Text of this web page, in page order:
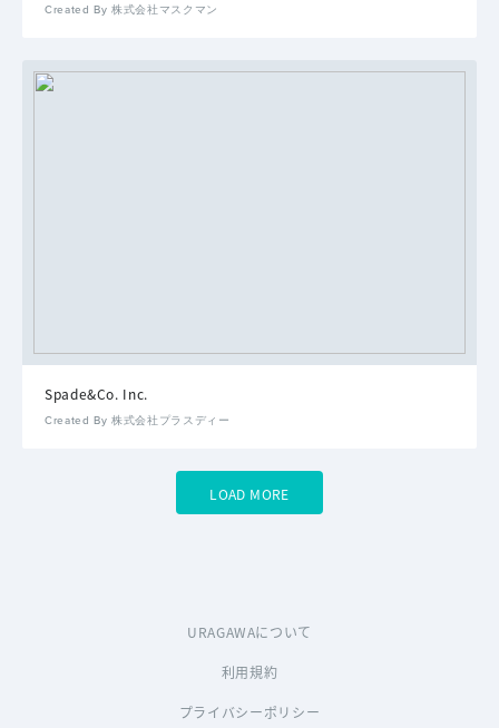
Created By 株式会社マスクマン
Spade&Co. Inc.
Created By 株式会社プラスディー
LOAD MORE
URAGAWAについて
利用規約
プライバシーポリシー